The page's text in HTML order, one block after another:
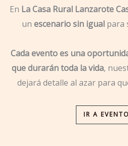
En La Casa Rural Lanzarote
un escenario sin igual para
Cada evento es una
que durarán toda la vida,
dejará detalle al azar para
IR A